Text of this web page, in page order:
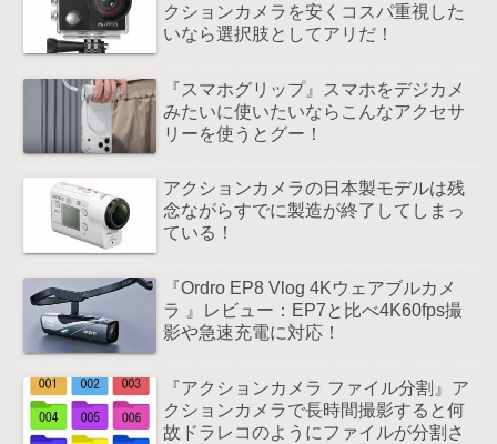
クションカメラを安くコスパ重視した
いなら選択肢としてアリだ！
『スマホグリップ』スマホをデジカメ
みたいに使いたいならこんなアクセサ
リーを使うとグー！
アクションカメラの日本製モデルは残
念ながらすでに製造が終了してしまっ
ている！
『Ordro EP8 Vlog 4Kウェアブルカメ
ラ 』レビュー：EP7と比べ4K60fps撮
影や急速充電に対応！
『アクションカメラ ファイル分割』ア
クションカメラで長時間撮影すると何
故ドラレコのようにファイルが分割さ